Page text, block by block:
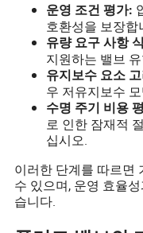
운영 조건 평가:
호환성을 보장합
유량 요구 사항
지원하는 밸브
유지보수 요소
우 저유지보수
수명 주기 비용
로 인한 잠재적
십시오.
이러한 단계를 따르면
수 있으며, 운영 효율
습니다.